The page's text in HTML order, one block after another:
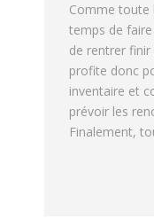
Comme toute
temps de
de rentrer finir
profite donc
inventaire et
prévoir les
Finalement,